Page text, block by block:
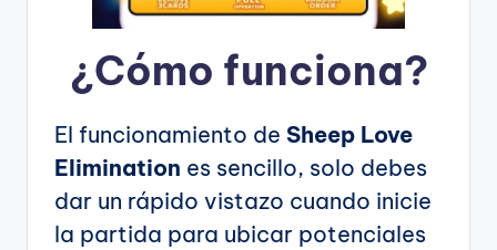
¿Cómo funciona?
El funcionamiento de Sheep Love
Elimination es sencillo, solo debes
dar un rápido vistazo cuando inicie
la partida para ubicar potenciales